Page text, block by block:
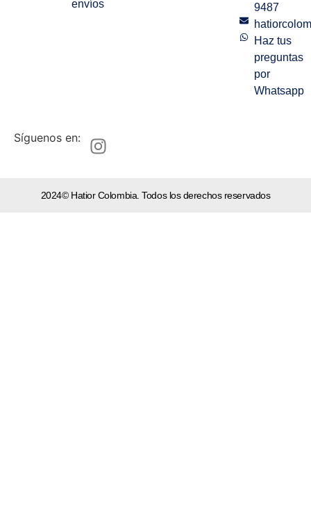
envíos
9487
Haz tus
preguntas
por
Whatsapp
Síguenos en:
2024© Hatior Colombia. Todos los derechos reservados